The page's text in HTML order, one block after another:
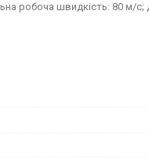
робоча швидкість: 80 м/